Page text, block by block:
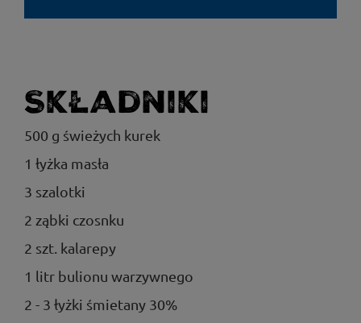
Składniki
500 g świeżych kurek
1 łyżka masła
3 szalotki
2 ząbki czosnku
2 szt. kalarepy
1 litr bulionu warzywnego
2 - 3 łyżki śmietany 30%